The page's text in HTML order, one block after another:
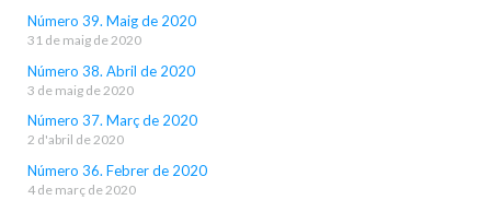
Número 39. Maig de 2020
31 de maig de 2020
Número 38. Abril de 2020
3 de maig de 2020
Número 37. Març de 2020
2 d'abril de 2020
Número 36. Febrer de 2020
4 de març de 2020